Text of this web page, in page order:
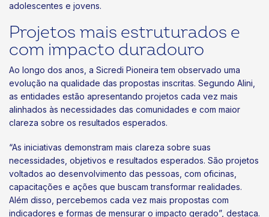
adolescentes e jovens.
Projetos mais estruturados e
com impacto duradouro
Ao longo dos anos, a Sicredi Pioneira tem observado uma
evolução na qualidade das propostas inscritas. Segundo Alini,
as entidades estão apresentando projetos cada vez mais
alinhados às necessidades das comunidades e com maior
clareza sobre os resultados esperados.
“As iniciativas demonstram mais clareza sobre suas
necessidades, objetivos e resultados esperados. São projetos
voltados ao desenvolvimento das pessoas, com oficinas,
capacitações e ações que buscam transformar realidades.
Além disso, percebemos cada vez mais propostas com
indicadores e formas de mensurar o impacto gerado”, destaca.